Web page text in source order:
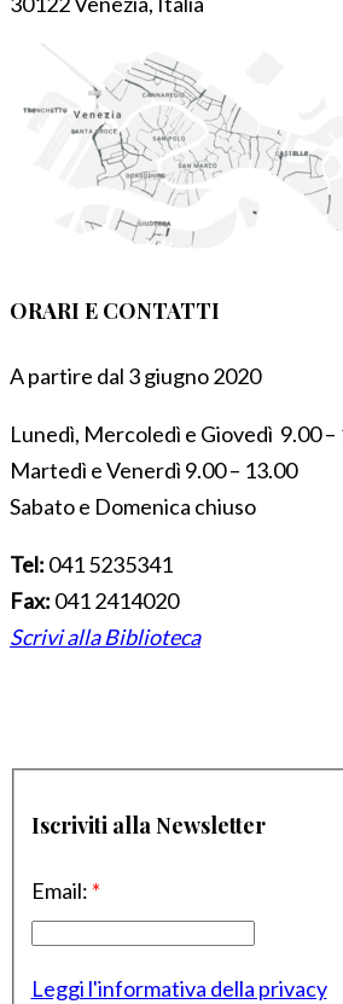
ORARI E CONTATTI
A partire dal 3 giugno 2020
Lunedì, Mercoledì e Giovedì 9.00 –
Martedì e Venerdì 9.00 – 13.00
Sabato e Domenica chiuso
Tel: 041 5235341
Fax: 041 2414020
Scrivi alla Biblioteca
Iscriviti alla Newsletter
Email: *
Leggi l'informativa della privacy